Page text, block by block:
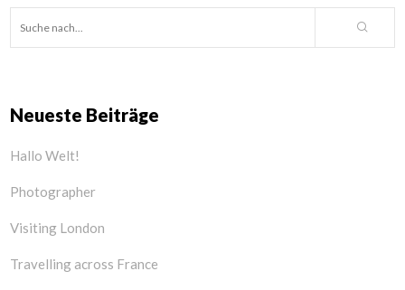
Neueste Beiträge
Hallo Welt!
Photographer
Visiting London
Travelling across France